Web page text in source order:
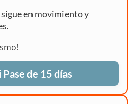
sigue en movimiento y
de 15 días